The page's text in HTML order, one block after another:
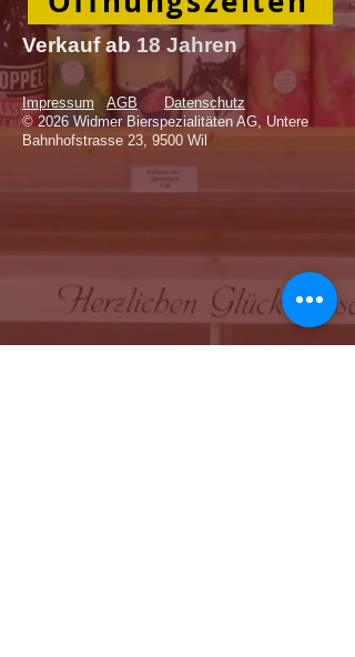
Die Träger auf Ihren Wunsch
individuell zusammengestellt
werden. Kommen Sie bei uns im
Geschäft vorbei und lassen Sie
sich inspirieren!
Verkaufab 18 Jahren
Impressum AGB
Datenschutz
© 2026 Widmer Bierspezialitäten AG, Untere
Bahnhofstrasse 23, 9500 Wil